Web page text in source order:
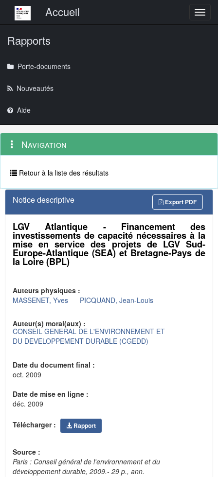
Menu principalAccueil
Rapports
Porte-documents
Nouveautés
Aide
Navigation
outils
Menu
contextuel
Navigation
Retour à la liste des résultats
Notice descriptive Export PDF
LGV Atlantique - Financement des
investissements de capacité nécessaires à la
mise en service des projets de LGV Sud-
Europe-Atlantique (SEA) et Bretagne-Pays de
la Loire (BPL)
Auteurs physiques :
MASSENET, Yves
PICQUAND, Jean-Louis
Auteur(s) moral(aux) :
CONSEIL GENERAL DE L'ENVIRONNEMENT ET
DU DEVELOPPEMENT DURABLE (CGEDD)
Date du document final :
oct. 2009
Date de mise en ligne :
déc. 2009
Télécharger : Rapport
Source :
Paris : Conseil général de l'environnement et du
développement durable, 2009.- 29 p., ann.